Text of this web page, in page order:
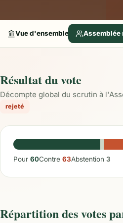
Vue d'ensemble Assemblée
Résultat du vote
Décompte global du scrutin à
rejeté
Pour 60Contre 63Abstention 3
Répartition des votes